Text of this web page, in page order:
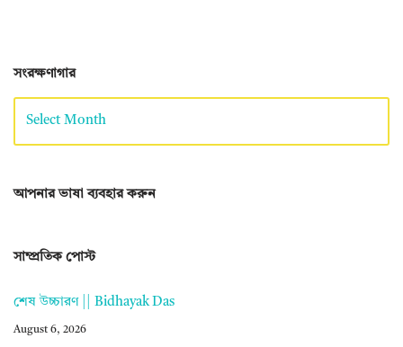
সংরক্ষণাগার
আপনার ভাষা ব্যবহার করুন
সাম্প্রতিক পোস্ট
শেষ উচ্চারণ || Bidhayak Das
August 6, 2026